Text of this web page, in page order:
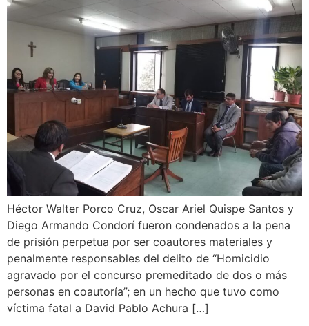
Héctor Walter Porco Cruz, Oscar Ariel Quispe Santos y
Diego Armando Condorí fueron condenados a la pena
de prisión perpetua por ser coautores materiales y
penalmente responsables del delito de “Homicidio
agravado por el concurso premeditado de dos o más
personas en coautoría”; en un hecho que tuvo como
víctima fatal a David Pablo Achura […]